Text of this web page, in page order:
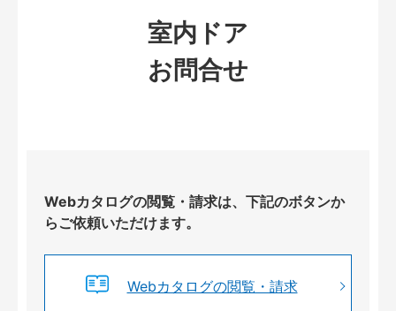
室内ドア
お問合せ
Webカタログの閲覧・請求は、下記のボタンか
らご依頼いただけます。
Webカタログの閲覧・請求